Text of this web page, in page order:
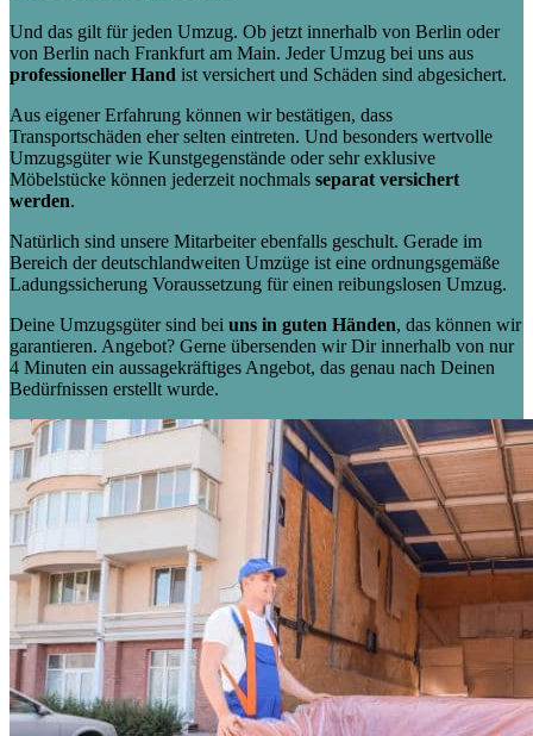
Und das gilt für jeden Umzug. Ob jetzt innerhalb von Berlin oder
von Berlin nach Frankfurt am Main. Jeder Umzug bei uns aus
professioneller Hand ist versichert und Schäden sind abgesichert.
Aus eigener Erfahrung können wir bestätigen, dass
Transportschäden eher selten eintreten. Und besonders wertvolle
Umzugsgüter wie Kunstgegenstände oder sehr exklusive
Möbelstücke können jederzeit nochmals separat versichert
werden.
Natürlich sind unsere Mitarbeiter ebenfalls geschult. Gerade im
Bereich der deutschlandweiten Umzüge ist eine ordnungsgemäße
Ladungssicherung Voraussetzung für einen reibungslosen Umzug.
Deine Umzugsgüter sind bei uns in guten Händen, das können wir
garantieren. Angebot? Gerne übersenden wir Dir innerhalb von nur
4 Minuten ein aussagekräftiges Angebot, das genau nach Deinen
Bedürfnissen erstellt wurde.